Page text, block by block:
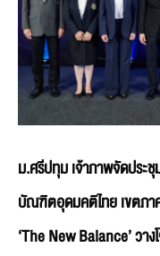
ม.ศรีปทุม เจ้าภาพจัดประ
บัณฑิตอุดมคติไทย เขตภา
‘The New Balance’ วา